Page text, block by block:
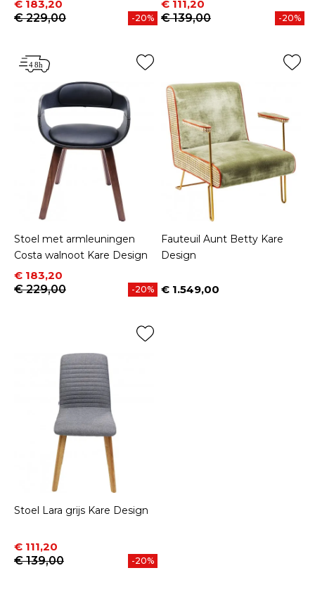
Prijs
€ 183,20
Normale prijs
€ 229,00
-20%
Prijs
€ 111,20
Normale prijs
€ 139,00
-20%
Stoel met armleuningen
Costa walnoot Kare Design
Prijs
€ 183,20
Normale prijs
€ 229,00
-20%
Fauteuil Aunt Betty Kare
Design
Prijs
€ 1.549,00
Stoel Lara grijs Kare Design
Prijs
€ 111,20
Normale prijs
€ 139,00
-20%